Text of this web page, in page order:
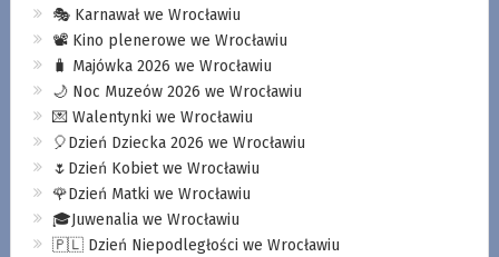
🎭 Karnawał we Wrocławiu
📽️ Kino plenerowe we Wrocławiu
🧳 Majówka 2026 we Wrocławiu
🌙 Noc Muzeów 2026 we Wrocławiu
💌 Walentynki we Wrocławiu
🎈Dzień Dziecka 2026 we Wrocławiu
🌷Dzień Kobiet we Wrocławiu
🌹Dzień Matki we Wrocławiu
🎓Juwenalia we Wrocławiu
🇵🇱 Dzień Niepodległości we Wrocławiu